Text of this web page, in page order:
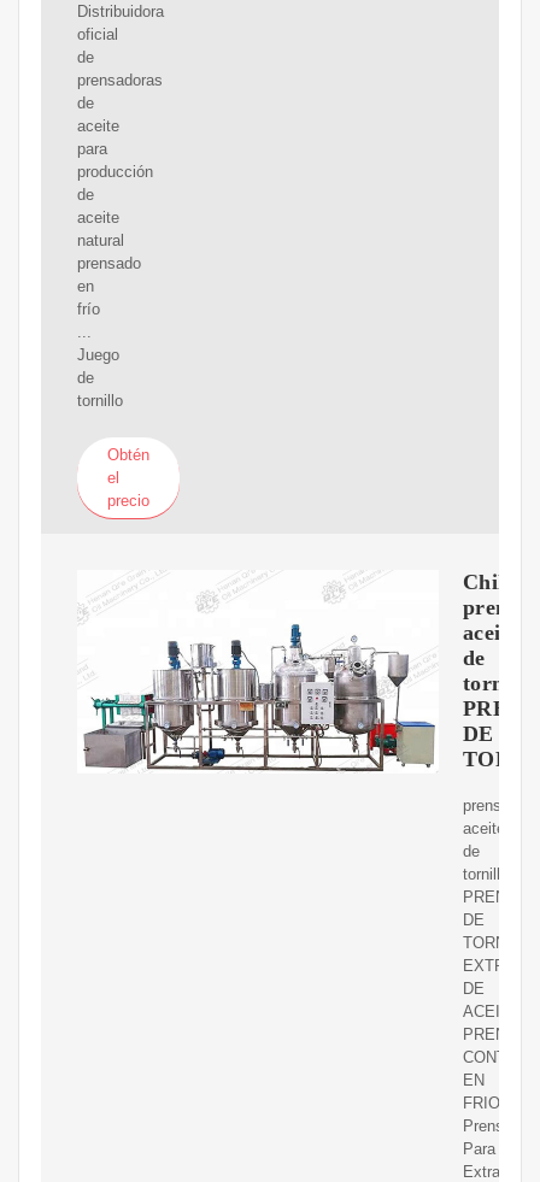
Distribuidora
oficial
de
prensadoras
de
aceite
para
producción
de
aceite
natural
prensado
en
frío
...
Juego
de
tornillo
Obtén
el
precio
Chile:
prensa
aceite
de
DE
prensa
aceite
de
tornillo.
PRENSA
DE
TORNILLO
DE
ACEITE.
PRENSA
EN
FRIO.
Prensas
Para
Extraccion